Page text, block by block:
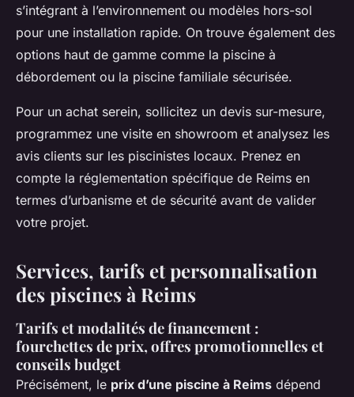
s’intégrant à l’environnement ou modèles hors-sol
pour une installation rapide. On trouve également des
options haut de gamme comme la piscine à
débordement ou la piscine familiale sécurisée.
Pour un achat serein, sollicitez un devis sur-mesure,
programmez une visite en showroom et analysez les
avis clients sur les piscinistes locaux. Prenez en
compte la réglementation spécifique de Reims en
termes d’urbanisme et de sécurité avant de valider
votre projet.
Services, tarifs et personnalisation
des piscines à Reims
Tarifs et modalités de financement :
fourchettes de prix, offres promotionnelles et
conseils budget
Précisément, le prix d’une piscine à Reims dépend